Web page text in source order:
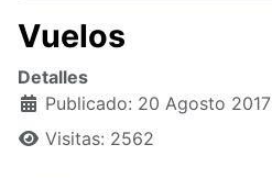
Vuelos
Detalles
Publicado: 20 Agosto 2017
Visitas: 2562